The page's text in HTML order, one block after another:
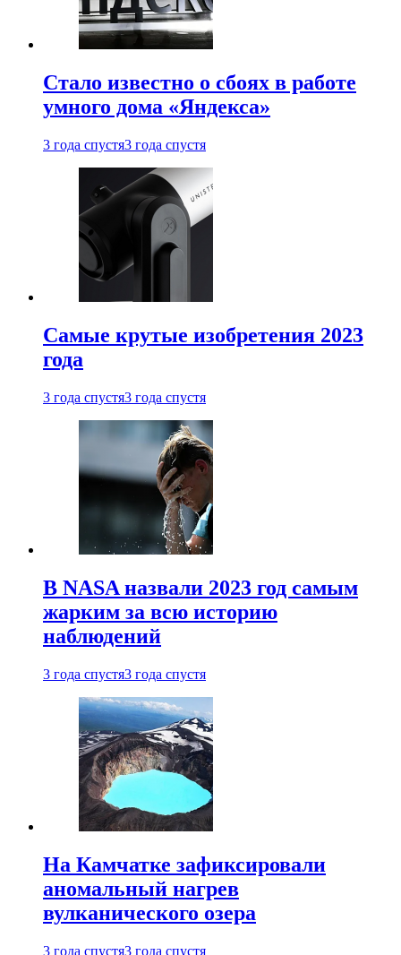
Стало известно о сбоях в работе
умного дома «Яндекса»
3 года спустя3 года спустя
Самые крутые изобретения 2023
года
3 года спустя3 года спустя
В NASA назвали 2023 год самым
жарким за всю историю
наблюдений
3 года спустя3 года спустя
На Камчатке зафиксировали
аномальный нагрев
вулканического озера
3 года спустя3 года спустя